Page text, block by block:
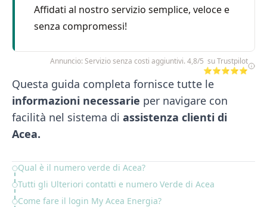
Affidati al nostro servizio semplice, veloce e
senza compromessi!
Annuncio: Servizio senza costi aggiuntivi. 4,8/5 su Trustpilot
⭐⭐⭐⭐⭐
Questa guida completa fornisce tutte le
informazioni necessarie per navigare con
facilità nel sistema di assistenza clienti di
Acea.
Table of Contents
Qual è il numero verde di Acea?
Tutti gli Ulteriori contatti e numero Verde di Acea
Come fare il login My Acea Energia?